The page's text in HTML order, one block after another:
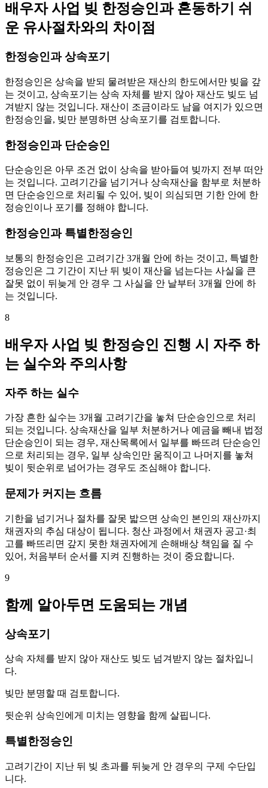
배우자 사업 빚 한정승인과 혼동하기 쉬
운 유사절차와의 차이점
한정승인과 상속포기
한정승인은 상속을 받되 물려받은 재산의 한도에서만 빚을 갚
는 것이고, 상속포기는 상속 자체를 받지 않아 재산도 빚도 넘
겨받지 않는 것입니다. 재산이 조금이라도 남을 여지가 있으면
한정승인을, 빚만 분명하면 상속포기를 검토합니다.
한정승인과 단순승인
단순승인은 아무 조건 없이 상속을 받아들여 빚까지 전부 떠안
는 것입니다. 고려기간을 넘기거나 상속재산을 함부로 처분하
면 단순승인으로 처리될 수 있어, 빚이 의심되면 기한 안에 한
정승인이나 포기를 정해야 합니다.
한정승인과 특별한정승인
보통의 한정승인은 고려기간 3개월 안에 하는 것이고, 특별한
정승인은 그 기간이 지난 뒤 빚이 재산을 넘는다는 사실을 큰
잘못 없이 뒤늦게 안 경우 그 사실을 안 날부터 3개월 안에 하
는 것입니다.
8
배우자 사업 빚 한정승인 진행 시 자주 하
는 실수와 주의사항
자주 하는 실수
가장 흔한 실수는 3개월 고려기간을 놓쳐 단순승인으로 처리
되는 것입니다. 상속재산을 일부 처분하거나 예금을 빼내 법정
단순승인이 되는 경우, 재산목록에서 일부를 빠뜨려 단순승인
으로 처리되는 경우, 일부 상속인만 움직이고 나머지를 놓쳐
빚이 뒷순위로 넘어가는 경우도 조심해야 합니다.
문제가 커지는 흐름
기한을 넘기거나 절차를 잘못 밟으면 상속인 본인의 재산까지
채권자의 추심 대상이 됩니다. 청산 과정에서 채권자 공고·최
고를 빠뜨리면 갚지 못한 채권자에게 손해배상 책임을 질 수
있어, 처음부터 순서를 지켜 진행하는 것이 중요합니다.
9
함께 알아두면 도움되는 개념
상속포기
상속 자체를 받지 않아 재산도 빚도 넘겨받지 않는 절차입니
다.
빚만 분명할 때 검토합니다.
뒷순위 상속인에게 미치는 영향을 함께 살핍니다.
특별한정승인
고려기간이 지난 뒤 빚 초과를 뒤늦게 안 경우의 구제 수단입
니다.